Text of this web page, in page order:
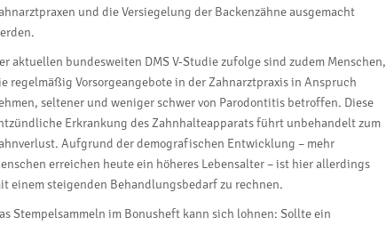
und die Versiegelung der Backenzähne ausgemacht
aktuellen bundesweiten DMS V-Studie zufolge sind zudem Menschen,
regelmäßig Vorsorgeangebote in der Zahnarztpraxis in Anspruch
seltener und weniger schwer von Parodontitis betroffen. Diese
Erkrankung des Zahnhalteapparats führt unbehandelt zum
Aufgrund der demografischen Entwicklung – mehr
erreichen heute ein höheres Lebensalter – ist hier allerdings
einem steigenden Behandlungsbedarf zu rechnen.
Stempelsammeln im Bonusheft kann sich lohnen: Sollte ein